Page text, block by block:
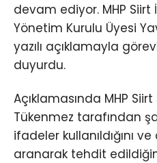
devam ediyor. MHP Siirt
Yönetim Kurulu Üyesi
yazılı açıklamayla
duyurdu.
Açıklamasında MHP
Tükenmez tarafından
ifadeler kullanıldığını
aranarak tehdit